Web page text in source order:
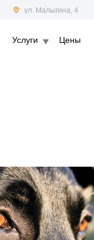
ул. Малыгина, 4
Услуги Цены